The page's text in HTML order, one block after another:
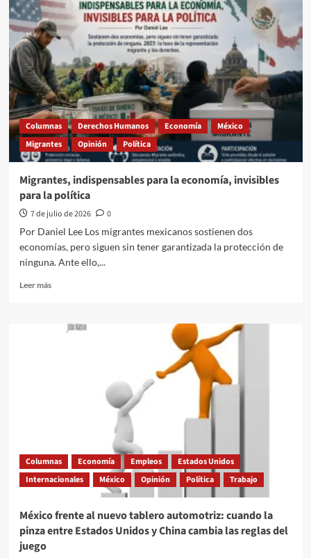
el
miedo:
la
información
también
protege
a
los
migrantes
Columnas Derechos Humanos Economía
México
Migrantes
Opinión Política
Migrantes, indispensables para la economía, invisibles
para la política
7 de julio de 2026
0
Por Daniel Lee Los migrantes mexicanos sostienen dos
economías, pero siguen sin tener garantizada la protección de
ninguna. Ante ello,...
Leer másLeer
Migrantes,
indispensables
Columnas Economía Empleos
Estados Unidos
Internacionales
México Opinión Política Trabajo
México frente al nuevo tablero automotriz: cuando la
pinza entre Estados Unidos y China cambia las reglas del
juego